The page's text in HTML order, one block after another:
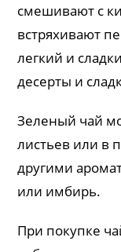
смешивают с
встряхивают
легкий и
десерты и
Зеленый чай
листьев или в
другими
или имбирь.
При покупке